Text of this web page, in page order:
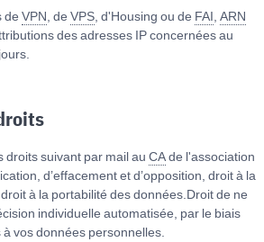
de VPN, de VPS, d'Housing ou de FAI, ARN
des adresses IP concernées au
droits suivant par mail au CAde l'association
d’effacement et d’opposition, droit à la
à la portabilité des données.Droit de ne
individuelle automatisée, par le biais
vos données personnelles.